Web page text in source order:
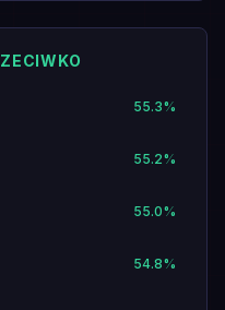
55.3%
55.2%
55.0%
54.8%